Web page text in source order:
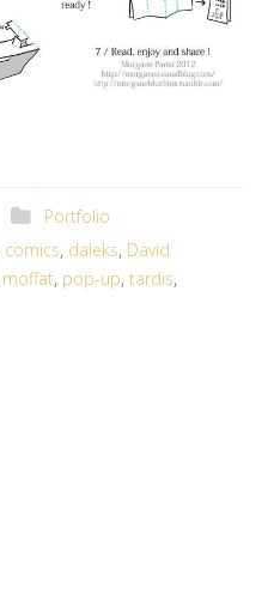
Portfolio
comics, daleks, David
moffat, pop-up, tardis,